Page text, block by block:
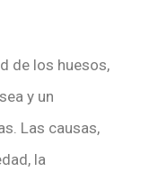
de los huesos,
y un
Las causas,
la